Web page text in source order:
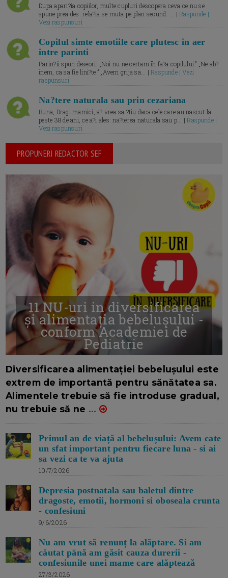
Dupa apari?ia copiilor, multe cupluri descopera ceva ce nu se
spune prea des: rela?ia se muta pe plan secund. ... |Raspunde |
Vezi raspunsuri
Copilul simte emotiile care plutesc in aer
intre parinti
Parin?ii spun deseori: „Noi nu ne certam īn fa?a copilului.” „Ne ab?
inem, ca sa fie lini?te.” „Avem grija sa... |Raspunde | Vezi
raspunsuri
Na?tere naturala sau prin cezariana
Buna, Dragi mamici, a? vrea sa ?tiu daca cele care au nascut la
peste 38 de ani, ce a?i ales: na?terea naturala sau p... |Raspunde |
Vezi raspunsuri
PROPUNERI REDACTOR SEF
11 NU-uri in diversificarea
și alimentația bebelușului -
conform Academiei de
Pediatrie
Diversificarea alimentației bebelușului este
extrem de importantă pentru sănătatea sa.
Alimentele trebuie să fie introduse gradual,
nu trebuie să ne ...
Primul an de viață al bebelușului: Avem cate
un sfat important pentru fiecare luna - si ai
sa vezi ca te va ajuta
10/7/2026
Depresia postnatala sau baletul dintre
dragoste, emotii, hormoni si oboseala crunta
- confesiuni
9/6/2026
Nu am vrut să renunț la alăptare. Si am
căutat pānă am găsit cauza durerii -
confesiunile unei mame care alăptează
27/3/2026